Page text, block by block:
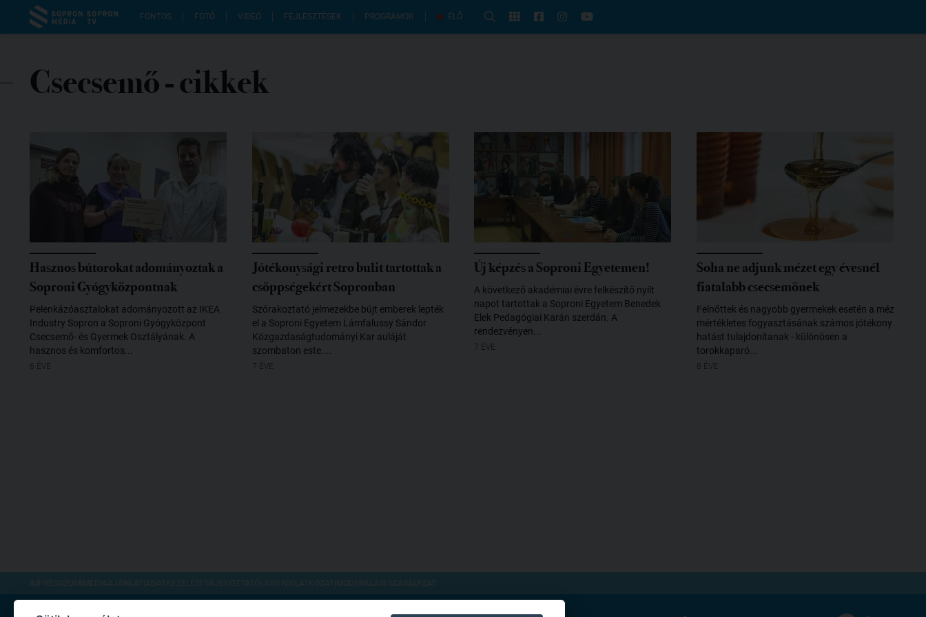
FONTOS FOTÓ VIDEÓ FEJLESZTÉSEK PROGRAMOK ÉLŐ
Csecsemő- cikkek
Hasznos bútorokat adományoztak a
Soproni Gyógyközpontnak
Pelenkázóasztalokat adományozott az IKEA
Industry Sopron a Soproni Gyógyközpont
Csecsemő- és Gyermek Osztályának. A
hasznos és komfortos...
6 ÉVE
Jótékonysági retro bulit tartottak a
csöppségekért Sopronban
Szórakoztató jelmezekbe bújt emberek lepték
el a Soproni Egyetem Lámfalussy Sándor
Közgazdaságtudományi Kar auláját
szombaton este....
7 ÉVE
Új képzés a Soproni Egyetemen!
A következő akadémiai évre felkészítő nyílt
napot tartottak a Soproni Egyetem Benedek
Elek Pedagógiai Karán szerdán. A
rendezvényen...
7 ÉVE
Soha ne adjunk mézet egy évesnél
fiatalabb csecsemőnek
Felnőttek és nagyobb gyermekek esetén a méz
mértékletes fogyasztásának számos jótékony
hatást tulajdonítanak - különösen a
torokkaparó...
8 ÉVE
IMPRESSZUM MÉDIAAJÁNLAT ADATKEZELÉSI TÁJÉKOZTATÓ JOGI NYILATKOZAT MODERÁLÁSI SZABÁLYZAT